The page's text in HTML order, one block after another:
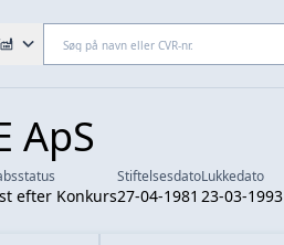
ApS
efter Konkurs
Stiftelsesdato
27-04-1981
Lukkedato
23-03-1993